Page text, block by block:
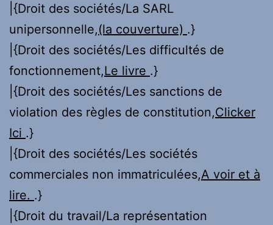
|{Droit des sociétés/La SARL
unipersonnelle,(la couverture) .}
|{Droit des sociétés/Les difficultés de
fonctionnement,Le livre .}
|{Droit des sociétés/Les sanctions de
violation des règles de constitution,Clicker
Ici .}
|{Droit des sociétés/Les sociétés
commerciales non immatriculées,A voir et à
lire. .}
|{Droit du travail/La représentation